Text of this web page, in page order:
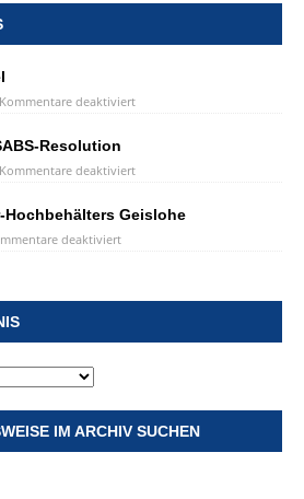
Kommentare deaktiviert
Resolution
Kommentare deaktiviert
Hochbehälters Geislohe
deaktiviert
IM ARCHIV SUCHEN